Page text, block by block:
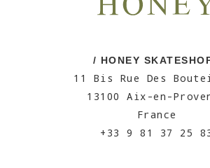
/ HONEY
11 Bis Rue Des
13100 Aix-en-
France
+33 9 81 37 25